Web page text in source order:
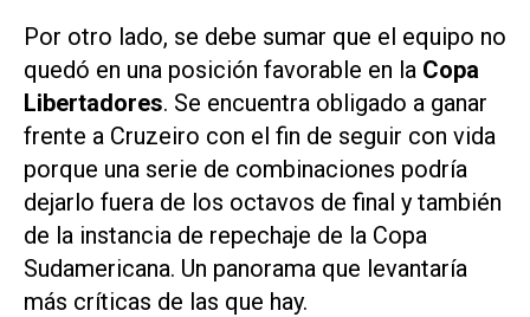
Por otro lado, se debe sumar que el equipo no
quedó en una posición favorable en la Copa
Libertadores. Se encuentra obligado a ganar
frente a Cruzeiro con el fin de seguir con vida
porque una serie de combinaciones podría
dejarlo fuera de los octavos de final y también
de la instancia de repechaje de la Copa
Sudamericana. Un panorama que levantaría
más críticas de las que hay.